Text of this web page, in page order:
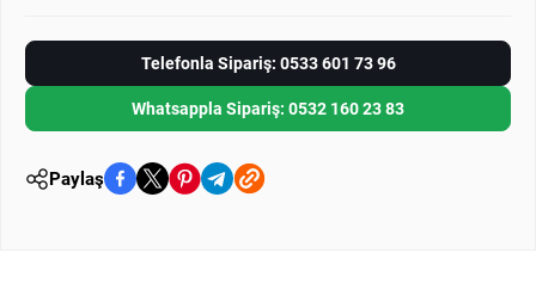
Telefonla Sipariş: 0533 601 73 96
Whatsappla Sipariş: 0532 160 23 83
Paylaş